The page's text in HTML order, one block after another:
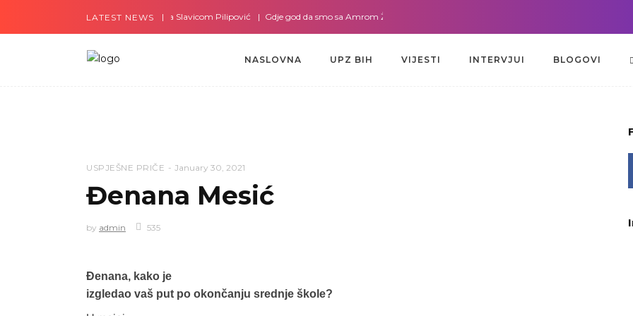
LATEST NEWS
Gdje god da smo sa Slavicom Pilipović Gdje god da smo sa Amrom Žužić-Bećirbegović
NASLOVNA UPZ BIH VIJESTI INTERVJUI BLOGOVI
USPJEŠNE PRIČE January 30, 2021
Đenana Mesić
by admin 535
Đenana, kako je
izgledao vaš put po okončanju srednje škole?